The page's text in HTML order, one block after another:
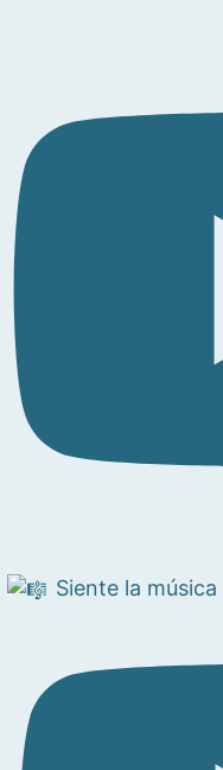
Siente la